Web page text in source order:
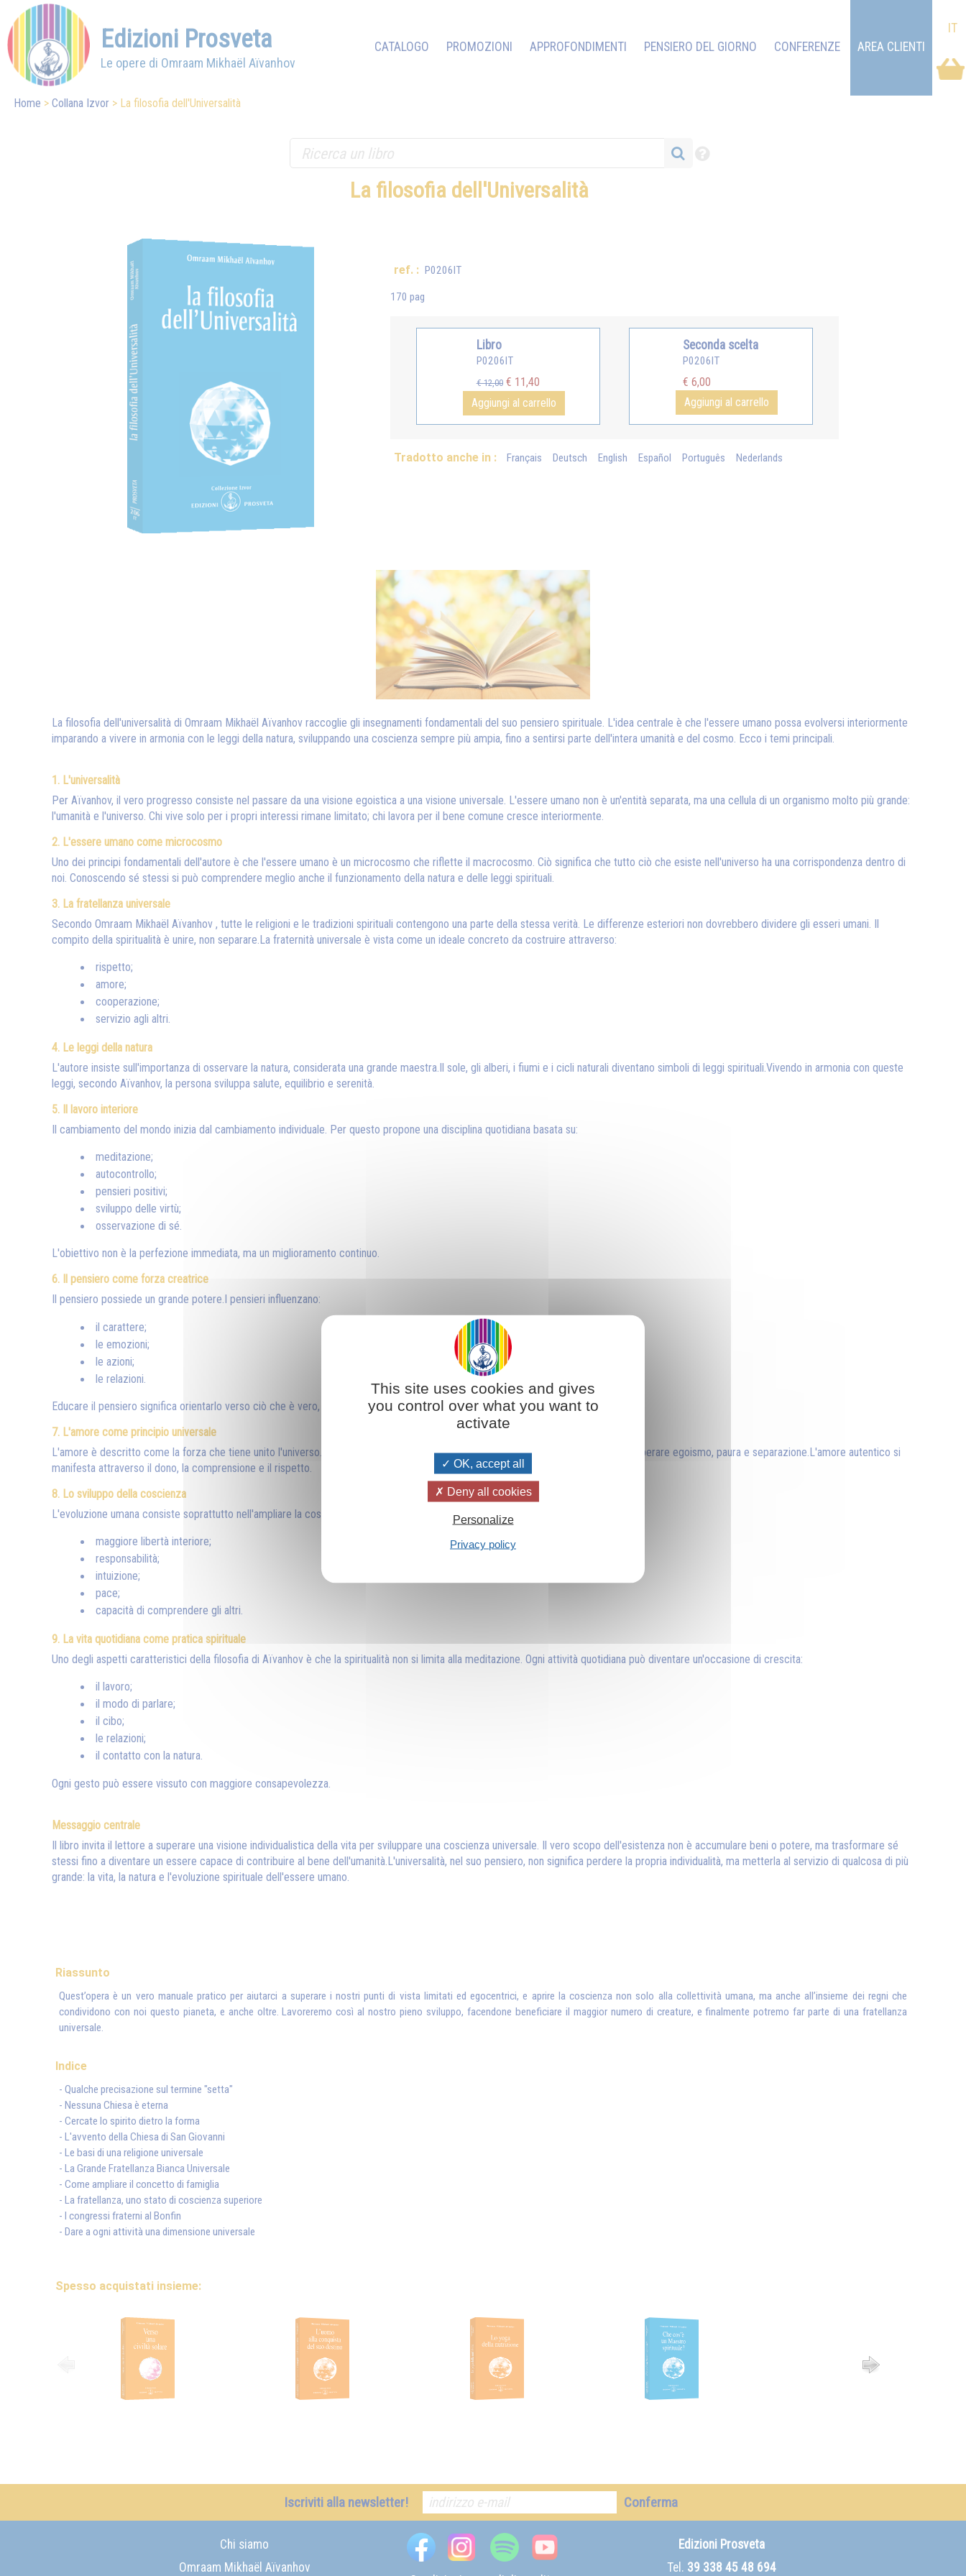
Edizioni Prosveta
Le opere di Omraam Mikhaël Aïvanhov
CATALOGO PROMOZIONI APPROFONDIMENTI PENSIERO DEL GIORNO CONFERENZE AREA CLIENTI
IT
Home Collana Izvor La filosofia dell'Universalità
La filosofia dell'Universalità
ref. : P0206IT
170 pag
Libro
P0206IT
€ 12,00€ 11,40
Aggiungi al carrello
Seconda scelta
P0206IT
€ 6,00
Aggiungi al carrello
Tradotto anche in : Français Deutsch English Español Português Nederlands
La filosofia dell'universalità di Omraam Mikhaël Aïvanhov raccoglie gli insegnamenti fondamentali del suo pensiero spirituale. L'idea centrale è che l'essere umano possa evolversi interiormente
imparando a vivere in armonia con le leggi della natura, sviluppando una coscienza sempre più ampia, fino a sentirsi parte dell'intera umanità e del cosmo. Ecco i temi principali.
1. L'universalità
Per Aïvanhov, il vero progresso consiste nel passare da una visione egoistica a una visione universale. L'essere umano non è un'entità separata, ma una cellula di un organismo molto più grande:
l'umanità e l'universo. Chi vive solo per i propri interessi rimane limitato; chi lavora per il bene comune cresce interiormente.
2. L'essere umano come microcosmo
Uno dei principi fondamentali dell'autore è che l'essere umano è un microcosmo che riflette il macrocosmo. Ciò significa che tutto ciò che esiste nell'universo ha una corrispondenza dentro di
noi. Conoscendo sé stessi si può comprendere meglio anche il funzionamento della natura e delle leggi spirituali.
3. La fratellanza universale
Secondo Omraam Mikhaël Aïvanhov , tutte le religioni e le tradizioni spirituali contengono una parte della stessa verità. Le differenze esteriori non dovrebbero dividere gli esseri umani. Il
compito della spiritualità è unire, non separare.La fraternità universale è vista come un ideale concreto da costruire attraverso:
rispetto;
amore;
cooperazione;
servizio agli altri.
4. Le leggi della natura
L'autore insiste sull'importanza di osservare la natura, considerata una grande maestra.Il sole, gli alberi, i fiumi e i cicli naturali diventano simboli di leggi spirituali.Vivendo in armonia con queste
leggi, secondo Aïvanhov, la persona sviluppa salute, equilibrio e serenità.
5. Il lavoro interiore
Il cambiamento del mondo inizia dal cambiamento individuale. Per questo propone una disciplina quotidiana basata su:
meditazione;
autocontrollo;
pensieri positivi;
sviluppo delle virtù;
osservazione di sé.
L'obiettivo non è la perfezione immediata, ma un miglioramento continuo.
6. Il pensiero come forza creatrice
Il pensiero possiede un grande potere.I pensieri influenzano:
il carattere;
le emozioni;
le azioni;
le relazioni.
Educare il pensiero significa orientarlo verso ciò che è vero, bello e buono.
7. L'amore come principio universale
L'amore è descritto come la forza che tiene unito l'universo. Non è solo un sentimento personale, ma un'energia che permette di superare egoismo, paura e separazione.L'amore autentico si
manifesta attraverso il dono, la comprensione e il rispetto.
8. Lo sviluppo della coscienza
L'evoluzione umana consiste soprattutto nell'ampliare la coscienza.Una coscienza più ampia porta a:
maggiore libertà interiore;
responsabilità;
intuizione;
pace;
capacità di comprendere gli altri.
9. La vita quotidiana come pratica spirituale
Uno degli aspetti caratteristici della filosofia di Aïvanhov è che la spiritualità non si limita alla meditazione. Ogni attività quotidiana può diventare un'occasione di crescita:
il lavoro;
il modo di parlare;
il cibo;
le relazioni;
il contatto con la natura.
Ogni gesto può essere vissuto con maggiore consapevolezza.
Messaggio centrale
Il libro invita il lettore a superare una visione individualistica della vita per sviluppare una coscienza universale. Il vero scopo dell'esistenza non è accumulare beni o potere, ma trasformare sé
stessi fino a diventare un essere capace di contribuire al bene dell'umanità.L'universalità, nel suo pensiero, non significa perdere la propria individualità, ma metterla al servizio di qualcosa di più
grande: la vita, la natura e l'evoluzione spirituale dell'essere umano.
Riassunto
Quest’opera è un vero manuale pratico per aiutarci a superare i nostri punti di vista limitati ed egocentrici, e aprire la coscienza non solo alla collettività umana, ma anche all’insieme dei regni che
condividono con noi questo pianeta, e anche oltre. Lavoreremo così al nostro pieno sviluppo, facendone beneficiare il maggior numero di creature, e finalmente potremo far parte di una fratellanza
universale.
Indice
- Qualche precisazione sul termine "setta"
- Nessuna Chiesa è eterna
- Cercate lo spirito dietro la forma
- L'avvento della Chiesa di San Giovanni
- Le basi di una religione universale
- La Grande Fratellanza Bianca Universale
- Come ampliare il concetto di famiglia
- La fratellanza, uno stato di coscienza superiore
- I congressi fraterni al Bonfin
- Dare a ogni attività una dimensione universale
Spesso acquistati insieme:
Iscriviti alla newsletter! Conferma
Chi siamo
Omraam Mikhaël Aïvanhov
Edizioni Prosveta
Tel. 39 338 45 48 694
This site uses cookies and gives
you control over what you want to
activate
OK, accept all
Deny all cookies
Personalize
Privacy policy